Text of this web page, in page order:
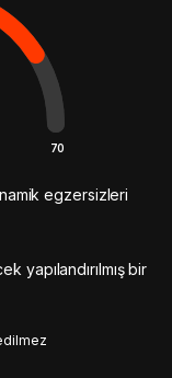
70
egzersizleri
yapılandırılmış bir